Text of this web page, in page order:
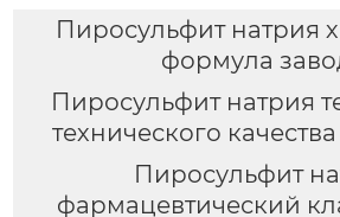
Пиросульфит натрия
формула
Пиросульфит натрия
технического
Пиросульфит
фармацевтический